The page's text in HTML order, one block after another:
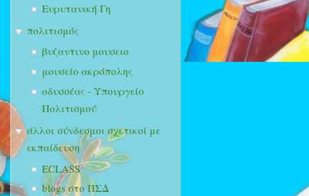
Ευρυτανική Γη
πολιτισμός
βυζαντινο μουσειο
μουσείο ακρόπολης
οδυσσέας - Υπουργείο
Πολιτισμού
άλλοι σύνδεσμοι σχετικοί με
εκπαίδευση
ECLASS
blogs στο ΠΣΔ